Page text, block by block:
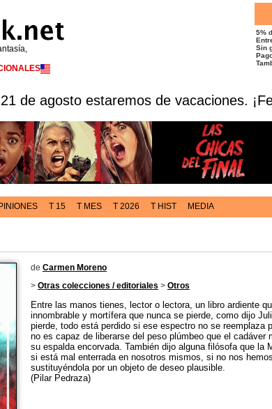
5%
Sin
de agosto estaremos de vacaciones.
T 15 T MES T 2026 T HIST MEDIA
de Carmen Moreno
> Otras colecciones / editoriales > Otros
Entre las manos tienes, lector o lectora, un libro ardiente
innombrable y mortífera que nunca se pierde, como dijo
pierde, todo está perdido si ese espectro no se reemplaza
no es capaz de liberarse del peso plúmbeo que el cadáver
su espalda encorvada. También dijo alguna filósofa que la
si está mal enterrada en nosotros mismos, si no nos
sustituyéndola por un objeto de deseo plausible.
(Pilar Pedraza)